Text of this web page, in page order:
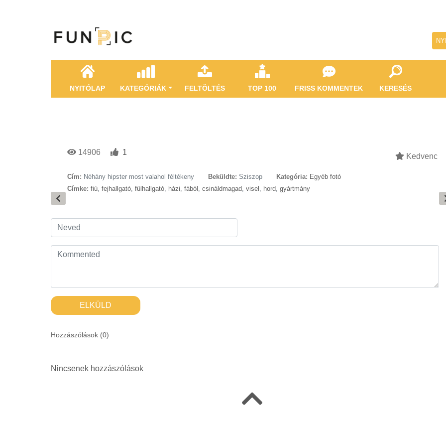
NYITÓLAP KATEGÓRIÁK FELTÖLTÉS TOP 100 FRISS KOMMENTEK KERESÉS
14906 1 Kedvenc
Cím: Néhány hipster most valahol féltékeny Beküldte: Sziszop Kategória: Egyéb fotó
Címke: fiú, fejhallgató, fülhallgató, házi, fából , csináldmagad, visel , hord, gyártmány
ELKÜLD
Hozzászólások (0)
Nincsenek hozzászólások